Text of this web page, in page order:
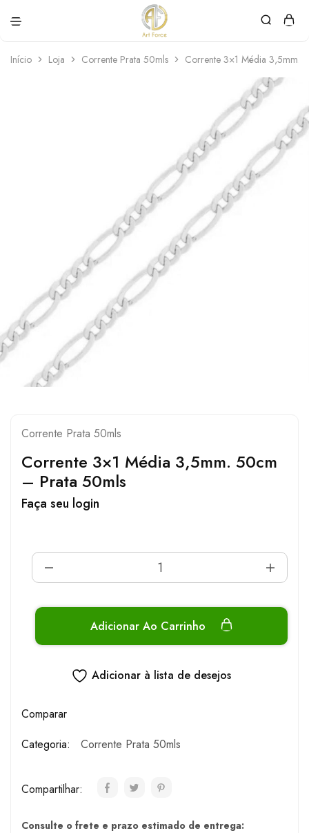
Force
personalizadas
Início Loja Corrente Prata 50mls Corrente 3×1 Média 3,5mm.
Corrente Prata 50mls
Corrente 3×1 Média 3,5mm. 50cm
– Prata 50mls
Faça seu login
Adicionar Ao Carrinho
Adicionar à lista de desejos
Comparar
Categoria:
Corrente Prata 50mls
Compartilhar:
Consulte o frete e prazo estimado de entrega: